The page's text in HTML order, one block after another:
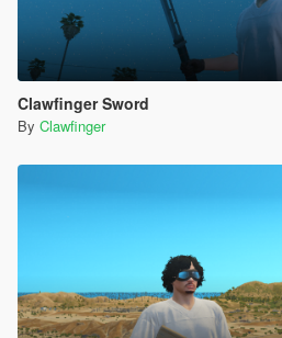
Clawfinger Sword
By Clawfinger